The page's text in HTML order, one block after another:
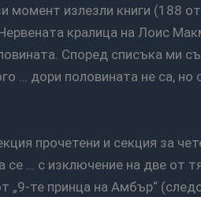
момент излезли книги (188
кралица на Лоис
Според списъка ми
… дори половината не са,
се … с изключение на две от
„9-те принца на Амбър“